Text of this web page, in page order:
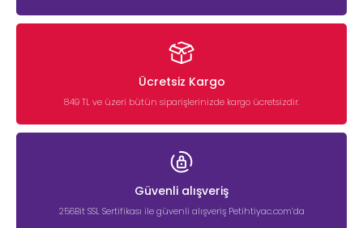
Ücretsiz Kargo
849 TL ve üzeri bütün siparişlerinizde kargo ücretsizdir.
Güvenli alışveriş
256Bit SSL Sertifikası ile güvenli alışveriş Petihtiyac.com’da